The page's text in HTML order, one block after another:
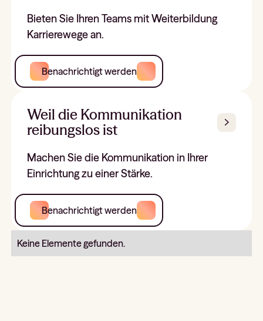
Bieten Sie Ihren Teams mit Weiterbildung
Karrierewege an.
Benachrichtigt werden
Weil die Kommunikation
reibungslos ist
Machen Sie die Kommunikation in Ihrer
Einrichtung zu einer Stärke.
Benachrichtigt werden
Keine Elemente gefunden.